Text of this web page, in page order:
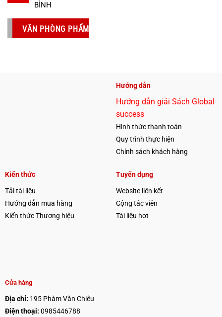
BÌNH
VĂN PHÒNG PHẨM
Hướng dẫn
Hướng dẫn giải Sách Global
success
Hình thức thanh toán
Quy trình thực hiện
Chính sách khách hàng
Kiến thức
Tải tài liệu
Hướng dẫn mua hàng
Kiến thức Thương hiệu
Tuyển dụng
Website liên kết
Cộng tác viên
Tài liệu hot
Cửa hàng
Địa chỉ: 195 Phàm Văn Chiêu
Điện thoại: 0985446788